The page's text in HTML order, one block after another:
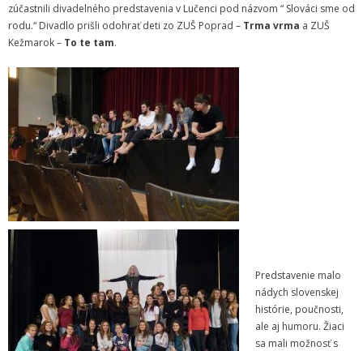
- KULTÚRNO-SPOLOČENSKÉ PODUJATIA 2024/2025
Zamestnanci
- Vedenie školy
- Pedagogickí zamestnanci
- Nepedagogickí zamestnanci
- Etický kódex pedagogických zamestnancov a odborných
zamestnancov
Vyučované odbory
- Hudobný odbor
- Výtvarný odbor
- Tanečný odbor
zúčastnili divadelného predstavenia v Lučenci pod názvom “ Slováci sme od
rodu.“ Divadlo prišli odohrať deti zo ZUŠ Poprad – Trma vrma a ZUŠ
Kežmarok – To te tam.
Predstavenie malo
nádych slovenskej
histórie, poučnosti,
ale aj humoru. Žiaci
sa mali možnosť s